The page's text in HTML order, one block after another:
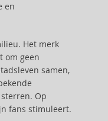
en
Het merk
om geen
samen,
Op
fans stimuleert.